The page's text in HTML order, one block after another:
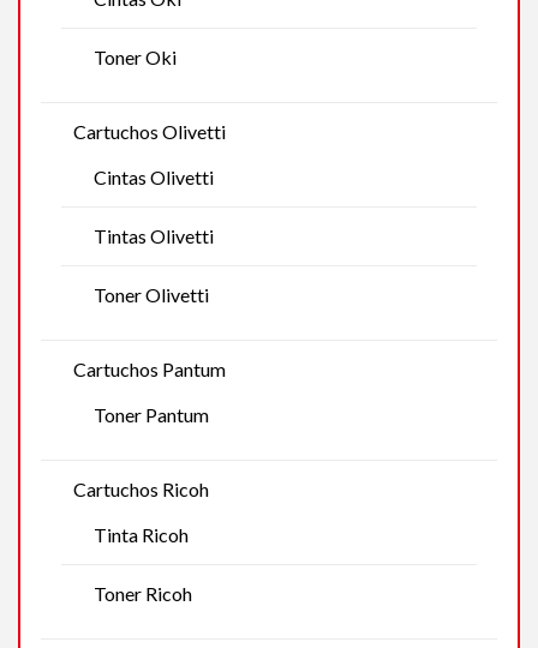
Toner Oki
Cartuchos Olivetti
Cintas Olivetti
Tintas Olivetti
Toner Olivetti
Cartuchos Pantum
Toner Pantum
Cartuchos Ricoh
Tinta Ricoh
Toner Ricoh